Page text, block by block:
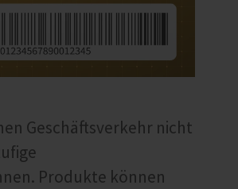
Geschäftsverkehr nicht
Produkte können